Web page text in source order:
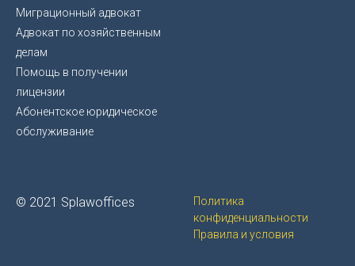
Миграционный адвокат
Адвокат по хозяйственным
делам
Помощь в получении
лицензии
Абонентское юридическое
обслуживание
© 2021 Splawoffices
Политика
конфиденциальности
Правила и условия